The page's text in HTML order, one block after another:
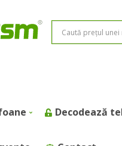
Decodează